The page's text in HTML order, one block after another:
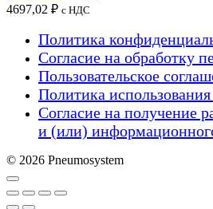
4697,02 ₽ с НДС
Политика
Согласие на обработку
Пользовательское
Политика
Согласие на получение
и (или)
© 2026 Pneumosystem